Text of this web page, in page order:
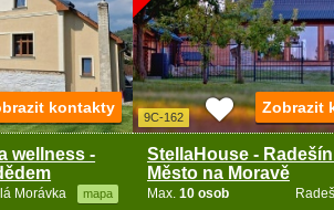
wellness -
Morávka mapa
kontakty
9C-162
StellaHouse -
Město na Moravě
Max. 10 osob
Zobrazit